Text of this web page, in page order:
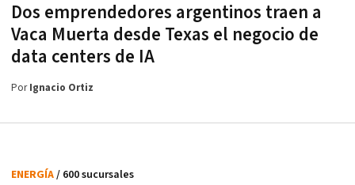
Dos emprendedores argentinos traen a
Vaca Muerta desde Texas el negocio de
data centers de IA
PorIgnacio Ortiz
ENERGÍA/ 600 sucursales